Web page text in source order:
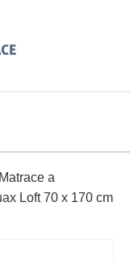
Matrace a
Loft 70 x 170 cm